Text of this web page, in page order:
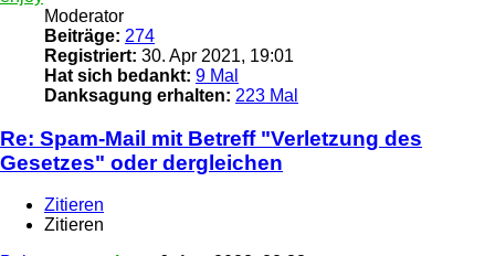
Moderator
Beiträge: 274
Registriert: 30. Apr 2021, 19:01
Hat sich bedankt: 9 Mal
Danksagung erhalten: 223 Mal
Re: Spam-Mail mit Betreff "Verletzung des
Gesetzes" oder dergleichen
Zitieren
Zitieren